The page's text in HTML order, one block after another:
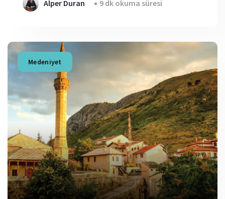
Alper Duran 9 dk okuma süresi
Medeniyet